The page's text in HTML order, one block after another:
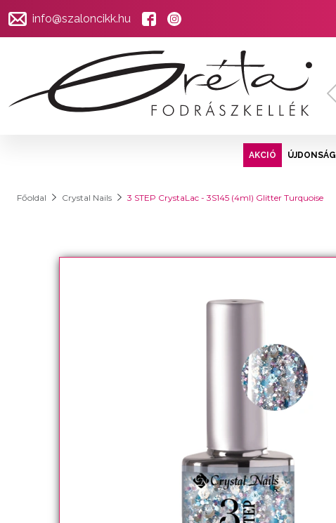
info@szaloncikk.hu
AKCIÓ
Főoldal Crystal Nails 3 STEP CrystaLac - 3S145 (4ml) Glitter Turquoise